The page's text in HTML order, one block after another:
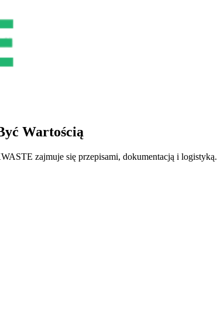
Wartością
zajmuje się przepisami, dokumentacją i logistyką.